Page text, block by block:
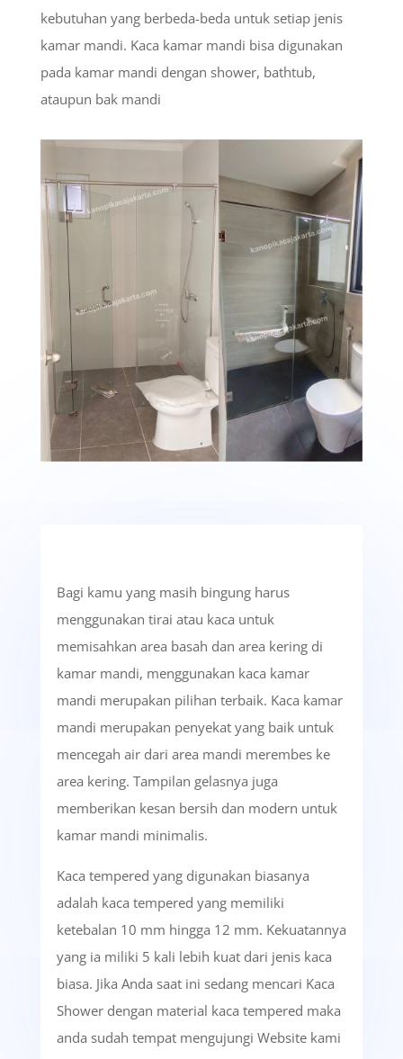
kebutuhan yang berbeda-beda untuk setiap jenis
kamar mandi. Kaca kamar mandi bisa digunakan
pada kamar mandi dengan shower, bathtub,
ataupun bak mandi
Bagi kamu yang masih bingung harus
menggunakan tirai atau kaca untuk
memisahkan area basah dan area kering di
kamar mandi, menggunakan kaca kamar
mandi merupakan pilihan terbaik. Kaca kamar
mandi merupakan penyekat yang baik untuk
mencegah air dari area mandi merembes ke
area kering. Tampilan gelasnya juga
memberikan kesan bersih dan modern untuk
kamar mandi minimalis.
Kaca tempered yang digunakan biasanya
adalah kaca tempered yang memiliki
ketebalan 10 mm hingga 12 mm. Kekuatannya
yang ia miliki 5 kali lebih kuat dari jenis kaca
biasa. Jika Anda saat ini sedang mencari Kaca
Shower dengan material kaca tempered maka
anda sudah tempat mengujungi Website kami